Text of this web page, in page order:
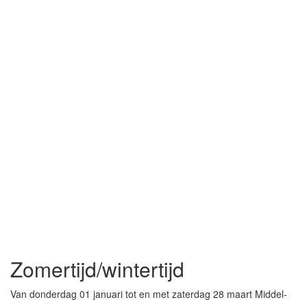
Zomertijd/wintertijd
Van donderdag 01 januari tot en met zaterdag 28 maart Middel-